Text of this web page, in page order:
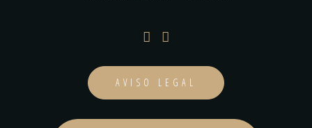
AVISO LEGAL